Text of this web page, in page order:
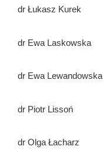
dr Łukasz Kurek
dr Ewa Laskowska
dr Ewa Lewandowska
dr Piotr Lissoń
dr Olga Łacharz